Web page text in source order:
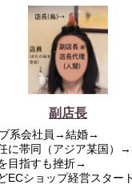
副店長
系会社員→結婚→
に帯同（アジア某国）→
目指すも挫折→
ECショップ経営スター